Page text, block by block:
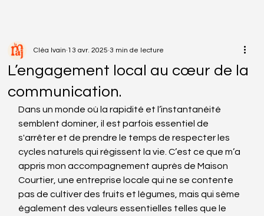
L’engagement local au cœur de la
communication.
Cléa Ivain 13 avr. 2025 3 min de lecture
Dans un monde où la rapidité et l’instantanéité
semblent dominer, il est parfois essentiel de
s'arrêter et de prendre le temps de respecter les
cycles naturels qui régissent la vie. C’est ce que m’a
appris mon accompagnement auprès de Maison
Courtier, une entreprise locale qui ne se contente
pas de cultiver des fruits et légumes, mais qui sème
également des valeurs essentielles telles que le